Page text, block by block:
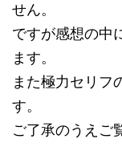
せん。
ですが感想の中
ます。
また極力セリフ
す。
ご了承のうえご